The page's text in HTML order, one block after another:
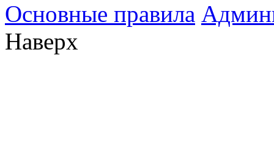
Основные правила
Наверх